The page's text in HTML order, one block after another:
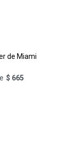
de Miami
$ 665